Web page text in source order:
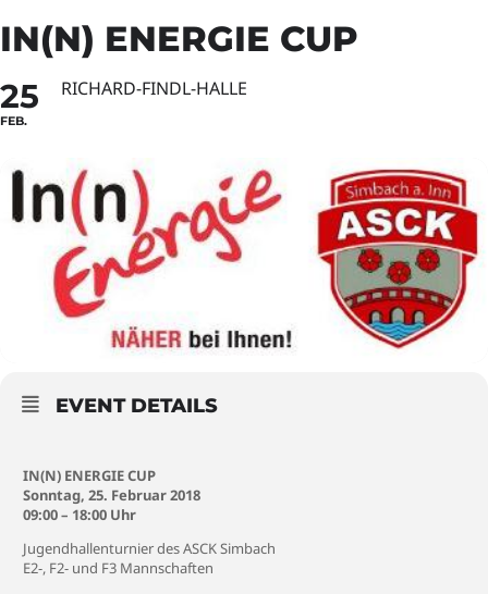
IN(N) ENERGIE CUP
25
FEB.
RICHARD-FINDL-HALLE
EVENT DETAILS
IN(N) ENERGIE CUP
Sonntag, 25. Februar 2018
09:00 – 18:00 Uhr
Jugendhallenturnier des ASCK Simbach
E2-, F2- und F3 Mannschaften